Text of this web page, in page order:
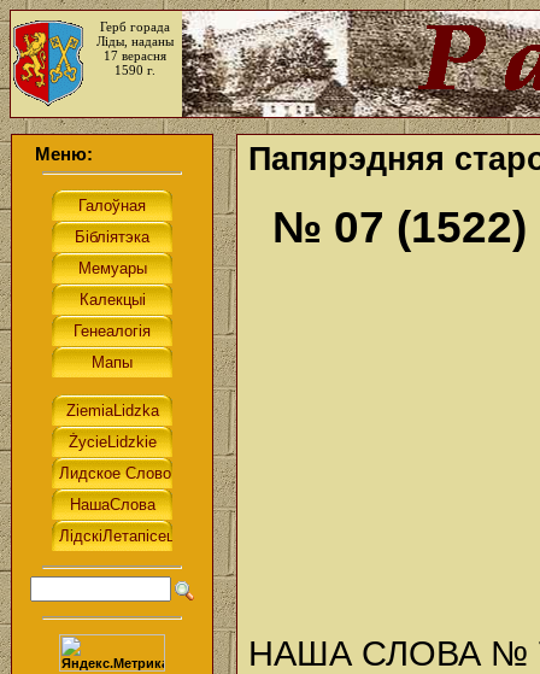
Герб горада
Ліды, наданы
17 верасня
1590 г.
Меню: Папярэдняя
№ 07 (1522)
НАША СЛОВА № 7